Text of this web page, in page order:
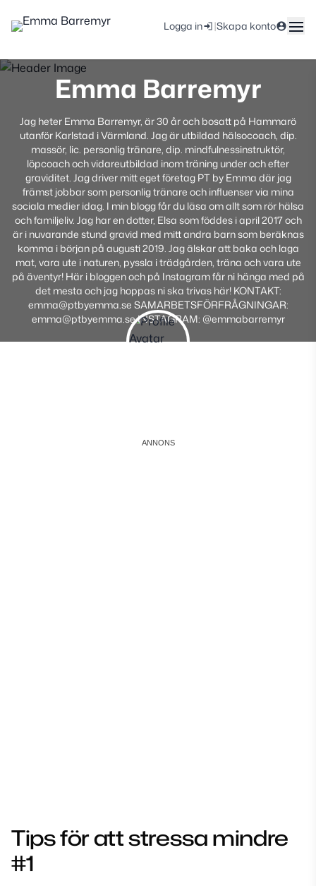
Logga in |Skapa konto
Emma Barremyr
Jag heter Emma Barremyr, är 30 år och bosatt på Hammarö
utanför Karlstad i Värmland. Jag är utbildad hälsocoach, dip.
massör, lic. personlig tränare, dip. mindfulnessinstruktör,
löpcoach och vidareutbildad inom träning under och efter
graviditet. Jag driver mitt eget företag PT by Emma där jag
främst jobbar som personlig tränare och influenser via mina
sociala medier idag. I min blogg får du läsa om allt som rör hälsa
och familjeliv. Jag har en dotter, Elsa som föddes i april 2017 och
är i nuvarande stund gravid med mitt andra barn som beräknas
komma i början på augusti 2019. Jag älskar att baka och laga
mat, vara ute i naturen, pyssla i trädgården, träna och vara ute
på äventyr! Här i bloggen och på Instagram får ni hänga med på
det mesta och jag hoppas ni ska trivas här! KONTAKT:
emma@ptbyemma.se SAMARBETSFÖRFRÅGNINGAR:
emma@ptbyemma.se INSTAGRAM: @emmabarremyr
Tips för att stressa mindre
#1